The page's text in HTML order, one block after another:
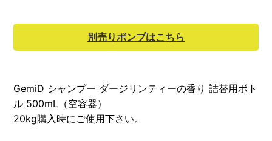
別売りポンプはこちら
GemiD シャンプー ダージリンティーの香り 詰替用ボト
ル 500mL（空容器）
20kg購入時にご使用下さい。